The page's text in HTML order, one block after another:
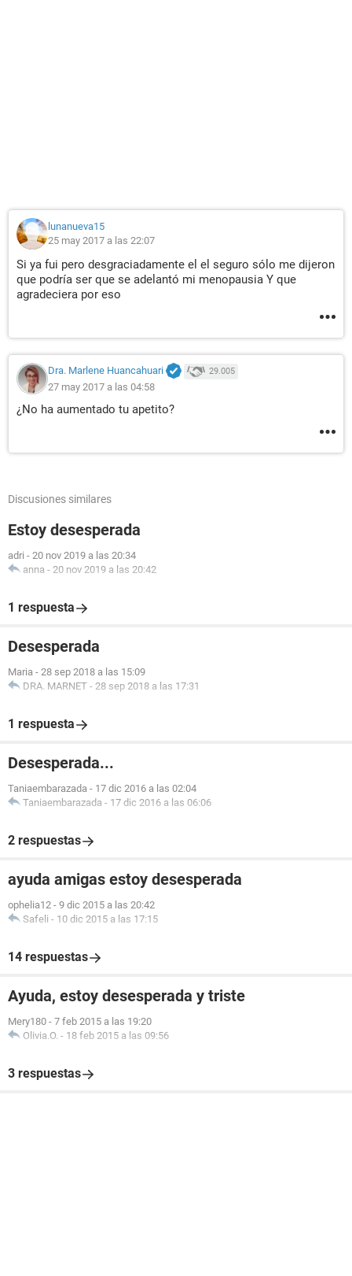
lunanueva15
25 may 2017 a las 22:07
Si ya fui pero desgraciadamente el el seguro sólo me dijeron
que podría ser que se adelantó mi menopausia Y que
agradeciera por eso
Dra. Marlene Huancahuari 29.005
27 may 2017 a las 04:58
¿No ha aumentado tu apetito?
Discusiones similares
Estoy desesperada
adri - 20 nov 2019 a las 20:34
anna - 20 nov 2019 a las 20:42
1 respuesta
Desesperada
Maria - 28 sep 2018 a las 15:09
DRA. MARNET - 28 sep 2018 a las 17:31
1 respuesta
Desesperada...
Taniaembarazada - 17 dic 2016 a las 02:04
Taniaembarazada - 17 dic 2016 a las 06:06
2 respuestas
ayuda amigas estoy desesperada
ophelia12 - 9 dic 2015 a las 20:42
Safeli - 10 dic 2015 a las 17:15
14 respuestas
Ayuda, estoy desesperada y triste
Mery180 - 7 feb 2015 a las 19:20
Olivia.O. - 18 feb 2015 a las 09:56
3 respuestas